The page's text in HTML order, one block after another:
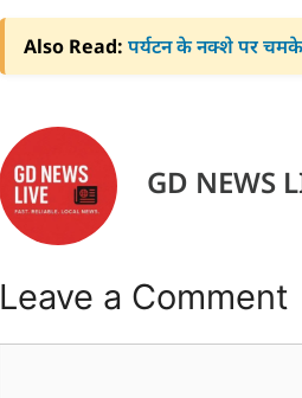
Also Read: पर्यटन के नक्शे पर
GD NEWS
Leave a Comment